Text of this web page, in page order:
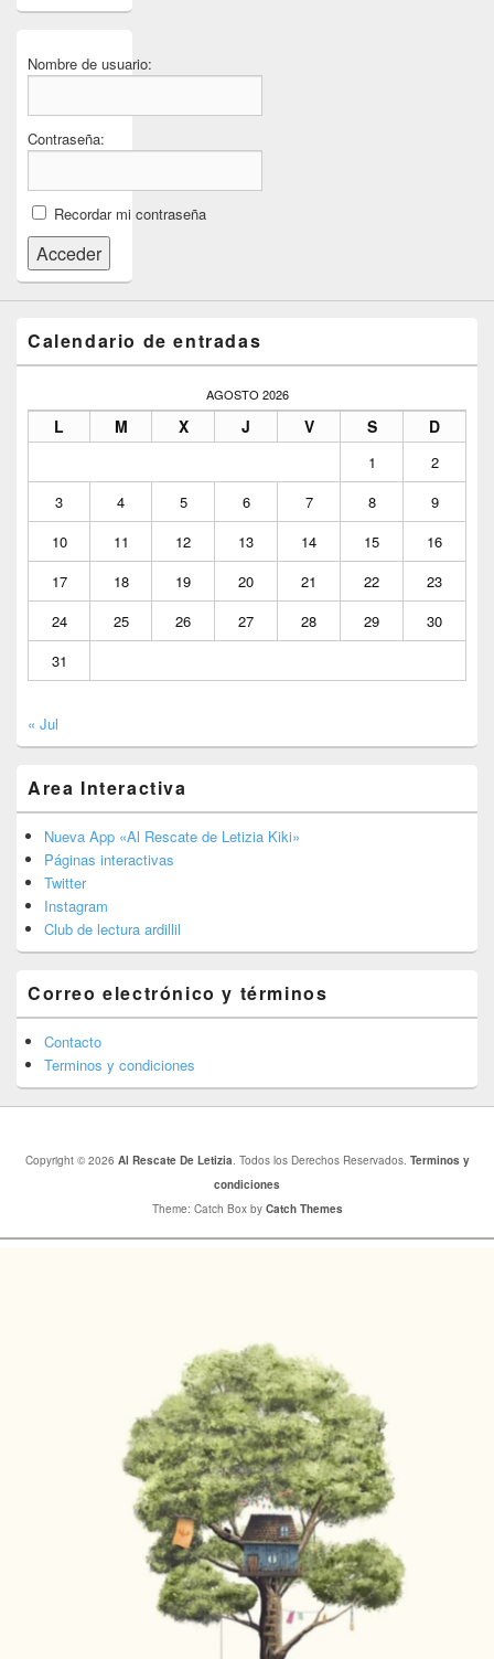
Nombre de usuario:
Contraseña:
Recordar mi contraseña
Acceder
Calendario de entradas
AGOSTO 2026
L M X J V S D
1
2
3
4 5 6 7 8
9
10
11 12 13 14 15
16
17
18 19 20 21 22
23
24
25 26 27 28 29
30
31
« Jul
Area Interactiva
Nueva App «Al Rescate de Letizia Kiki»
Páginas interactivas
Twitter
Instagram
Club de lectura ardillil
Correo electrónico y términos
Contacto
Terminos y condiciones
Copyright © 2026 Al Rescate De Letizia . Todos los Derechos Reservados. Terminos y
condiciones
Theme: Catch Box by Catch Themes